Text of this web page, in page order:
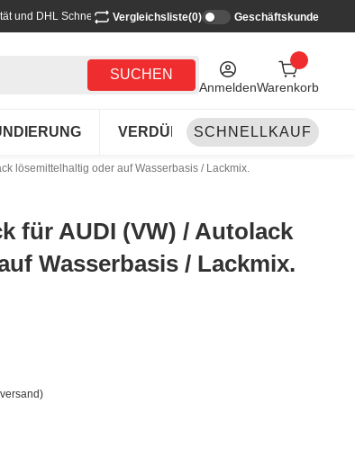
und DHL SchnellversandVergleichsliste(0) Geschäftskunde
SUCHEN
AnmeldenWarenkorb
VERDÜNNEN-REINIGEN
SCHNELLKAUF
lösemittelhaltig oder auf Wasserbasis / Lackmix.
für AUDI (VW) / Autolack
Wasserbasis / Lackmix.